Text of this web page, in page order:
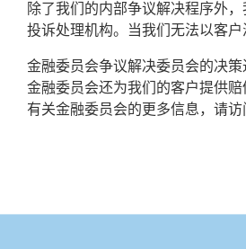
除了我们的内部争议解决程序外
投诉处理机构。当我们无法以客
金融委员会争议解决委员会的决
金融委员会还为我们的客户提供
有关金融委员会的更多信息，请访